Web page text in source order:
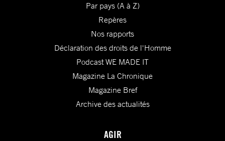
Par pays (A à Z)
Repères
Nos rapports
Déclaration des droits de l'Homme
Podcast WE MADE IT
Magazine La Chronique
Magazine Bref
Archive des actualités
AGIR